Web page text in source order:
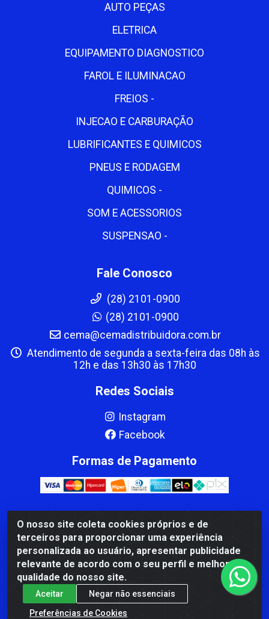
O nosso site coleta cookies próprios e de
terceiros para proporcionar uma experiência
personalizada ao usuário, apresentar publicidade
relevante de acordo com o seu perfil e melhorar a
qualidade do nosso site.
Aceitar
Negar não essenciais
Preferências de Cookies
AUTO PEÇAS
ELETRICA
EQUIPAMENTO DIAGNOSTICO
FAROL E ILUMINACAO
FREIOS -
INJECAO E CARBURAÇÃO
LUBRIFICANTES E QUIMICOS
PNEUS E RODAGEM
QUIMICOS -
SOM E ACESSORIOS
SUSPENSAO -
Fale Conosco
(28) 2101-0900
(28) 2101-0900
cema@cemadistribuidora.com.br
Atendimento de segunda a sexta-feira das 08h às
12h e das 13h30 às 17h30
Redes Sociais
Instagram
Facebook
Formas de Pagamento
CBP MACEDO COMERCIO PEÇAS LTDA Matriz - av Mauro
Miranda Madureira, 1249 - Coramara , Cachoeiro de
Itapemirim/ES - CEP 29.311-310 - CNPJ 00.502.680/0001-41